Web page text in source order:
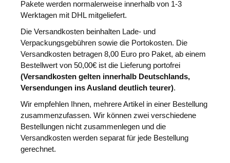
Pakete werden normalerweise innerhalb von 1-3
Werktagen mit DHL mitgeliefert.
Die Versandkosten beinhalten Lade- und
Verpackungsgebühren sowie die Portokosten. Die
Versandkosten betragen 8,00 Euro pro Paket, ab einem
Bestellwert von 50,00€ ist die Lieferung portofrei
(Versandkosten gelten innerhalb Deutschlands,
Versendungen ins Ausland deutlich teurer).
Wir empfehlen Ihnen, mehrere Artikel in einer Bestellung
zusammenzufassen. Wir können zwei verschiedene
Bestellungen nicht zusammenlegen und die
Versandkosten werden separat für jede Bestellung
gerechnet.